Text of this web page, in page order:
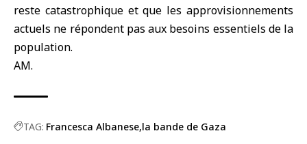
reste catastrophique et que les approvisionnements
actuels ne répondent pas aux besoins essentiels de la
population.
AM.
TAG: Francesca Albanese la bande de Gaza